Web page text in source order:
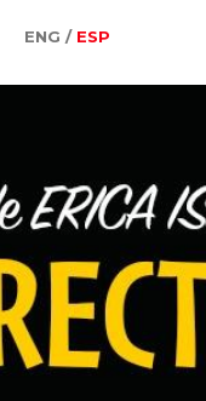
ENG / ESP